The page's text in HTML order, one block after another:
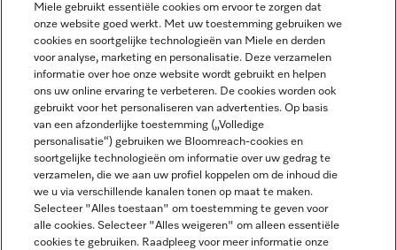
Wettelijke Informatie
Algemene voorwaarden
Privacybeleid
Miele op Facebook
Miele op Youtube
Miele op Instagram
Miele op Pinterest
Miele gebruikt essentiële cookies om ervoor te zorgen dat
onze website goed werkt. Met uw toestemming gebruiken we
cookies en soortgelijke technologieën van Miele en derden
voor analyse, marketing en personalisatie. Deze verzamelen
informatie over hoe onze website wordt gebruikt en helpen
ons uw online ervaring te verbeteren. De cookies worden ook
gebruikt voor het personaliseren van advertenties. Op basis
van een afzonderlijke toestemming („Volledige
personalisatie“) gebruiken we Bloomreach-cookies en
soortgelijke technologieën om informatie over uw gedrag te
verzamelen, die we aan uw profiel koppelen om de inhoud die
we u via verschillende kanalen tonen op maat te maken.
Selecteer "Alles toestaan" om toestemming te geven voor
alle cookies. Selecteer "Alles weigeren" om alleen essentiële
cookies te gebruiken. Raadpleeg voor meer informatie onze